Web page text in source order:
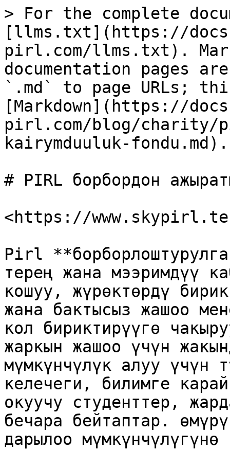
> For the complete
[llms.txt](https://
pirl.com/llms.txt).
documentation pages
`.md` to page URLs;
[Markdown](https://
pirl.com/blog/charity/
kairymduuluk-fondu.md).
# PIRL борбордон
​<https://
Pirl
терең жана мээримдүү
кошуу, жүрөктөрдү
жана бактысыз жашоо
кол бириктирүүгө
жаркын жашоо үчүн
мүмкүнчүлүк алуу үчүн
келечеги, билимге
окуучу студенттер,
бечара бейтаптар.
дарылоо